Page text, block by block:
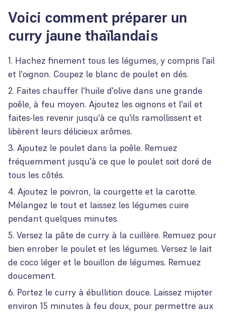
Voici comment préparer un
curry jaune thaïlandais
Hachez finement tous les légumes, y compris l'ail
et l'oignon. Coupez le blanc de poulet en dés.
Faites chauffer l'huile d'olive dans une grande
poêle, à feu moyen. Ajoutez les oignons et l'ail et
faites-les revenir jusqu'à ce qu'ils ramollissent et
libèrent leurs délicieux arômes.
Ajoutez le poulet dans la poêle. Remuez
fréquemment jusqu'à ce que le poulet soit doré de
tous les côtés.
Ajoutez le poivron, la courgette et la carotte.
Mélangez le tout et laissez les légumes cuire
pendant quelques minutes.
Versez la pâte de curry à la cuillère. Remuez pour
bien enrober le poulet et les légumes. Versez le lait
de coco léger et le bouillon de légumes. Remuez
doucement.
Portez le curry à ébullition douce. Laissez mijoter
environ 15 minutes à feu doux, pour permettre aux